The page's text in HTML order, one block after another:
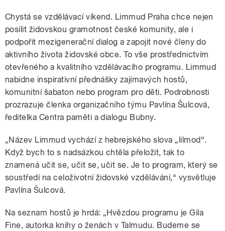
Chystá se vzdělávací víkend. Limmud Praha chce nejen
posílit židovskou gramotnost české komunity, ale i
podpořit mezigenerační dialog a zapojit nové členy do
aktivního života židovské obce. To vše prostřednictvím
otevřeného a kvalitního vzdělávacího programu. Limmud
nabídne inspirativní přednášky zajímavých hostů,
komunitní šabaton nebo program pro děti. Podrobnosti
prozrazuje členka organizačního týmu Pavlína Šulcová,
ředitelka Centra paměti a dialogu Bubny.
„Název Limmud vychází z hebrejského slova „lilmod“.
Když bych to s nadsázkou chtěla přeložit, tak to
znamená učit se, učit se, učit se. Je to program, který se
soustředí na celoživotní židovské vzdělávání,“ vysvětluje
Pavlína Šulcová.
Na seznam hostů je hrdá: „Hvězdou programu je Gila
Fine, autorka knihy o ženách v Talmudu. Budeme se